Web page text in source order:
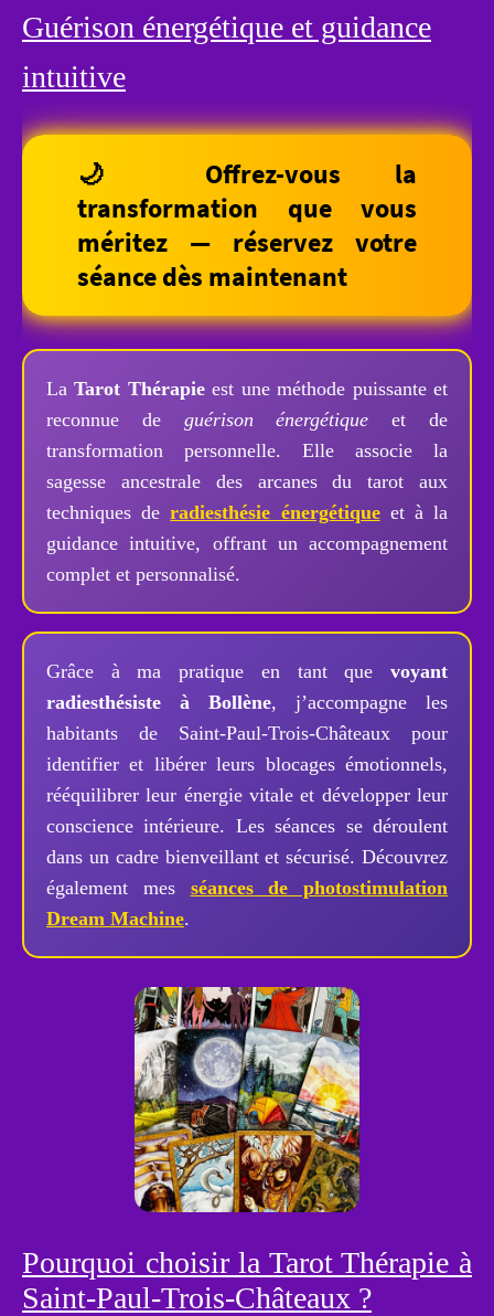
Guérison énergétique et guidance
intuitive
🌙 Offrez-vous la
transformation que vous
méritez — réservez votre
séance dès maintenant
LaTarot Thérapieest une méthode puissante et
reconnue de guérison énergétique et de
transformation personnelle. Elle associe la
sagesse ancestrale des arcanes du tarot aux
techniques deradiesthésie énergétiqueet à la
guidance intuitive, offrant un accompagnement
complet et personnalisé.
Grâce à ma pratique en tant que voyant
radiesthésiste à Bollène, j’accompagne les
habitants de Saint-Paul-Trois-Châteaux pour
identifier et libérer leurs blocages émotionnels,
rééquilibrer leur énergie vitale et développer leur
conscience intérieure. Les séances se déroulent
dans un cadre bienveillant et sécurisé. Découvrez
également mes séances de photostimulation
Dream Machine.
Pourquoi choisir la Tarot Thérapie à
Saint-Paul-Trois-Châteaux ?